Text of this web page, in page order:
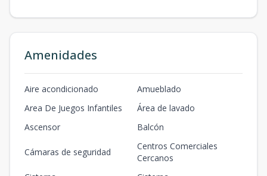
Amenidades
Aire acondicionado
Amueblado
Area De Juegos Infantiles
Área de lavado
Ascensor
Balcón
Cámaras de seguridad
Centros Comerciales
Cercanos